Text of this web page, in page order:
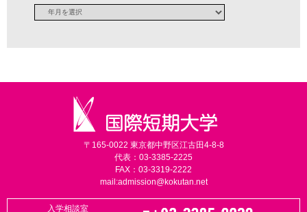
〒165-0022 東京都中野区江古田4-8-8
代表：03-3385-2225
FAX：03-3319-2222
mail:admission@kokutan.net
入学相談室